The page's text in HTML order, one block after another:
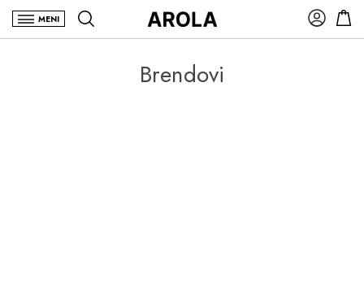
MENI
Brendovi